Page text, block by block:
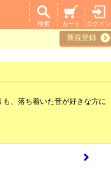
ログイン
カート
検索
新規登録
、落ち着いた音が好きな方に